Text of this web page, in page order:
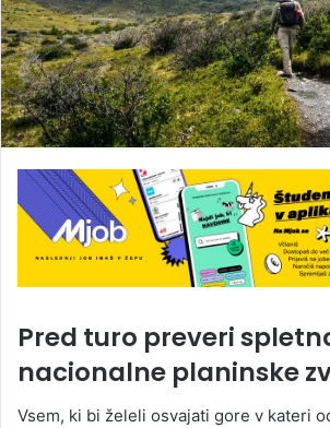
Pred turo preveri
nacionalne planinske
Vsem, ki bi želeli osvajati gore v kateri